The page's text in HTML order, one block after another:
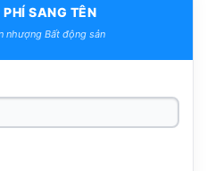
SANG TÊN
nhượng Bất động sản